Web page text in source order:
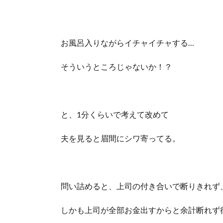
お風呂入りながらイチャイチャする…
そういうところじゃないか！？
と、1分くらいで考えて改めて
夫を見ると眉間にシワ寄ってる。
問い詰めると、上司の付き合いで断りきれず、
しかも上司が全部お金出すからと余計断れず